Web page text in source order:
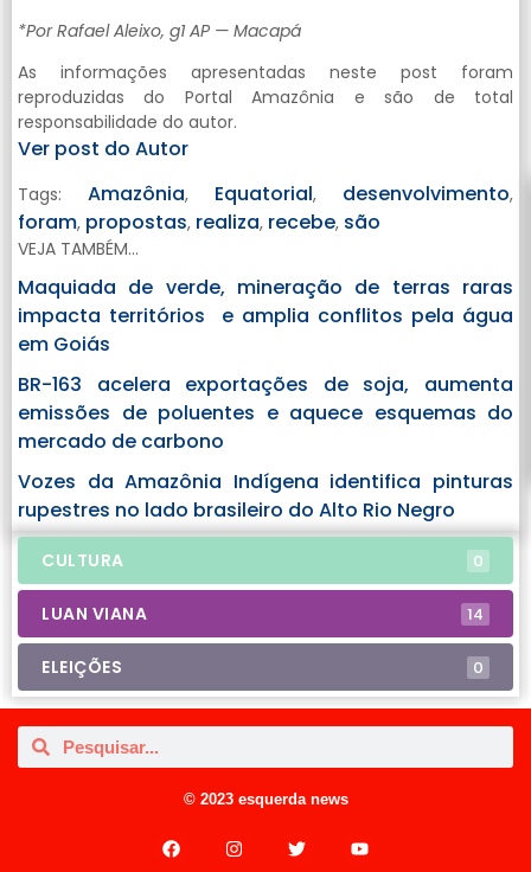
*Por Rafael Aleixo, g1 AP — Macapá
As informações apresentadas neste post foram
reproduzidas do Portal Amazônia e são de total
responsabilidade do autor.
Ver post do Autor
Tags: Amazônia, Equatorial, desenvolvimento,
foram, propostas, realiza, recebe, são
VEJA TAMBÉM...
Maquiada de verde, mineração de terras raras
impacta territórios e amplia conflitos pela água
em Goiás
BR-163 acelera exportações de soja, aumenta
emissões de poluentes e aquece esquemas do
mercado de carbono
Vozes da Amazônia Indígena identifica pinturas
rupestres no lado brasileiro do Alto Rio Negro
CULTURA 0
LUAN VIANA 14
ELEIÇÕES 0
© 2023 esquerda news